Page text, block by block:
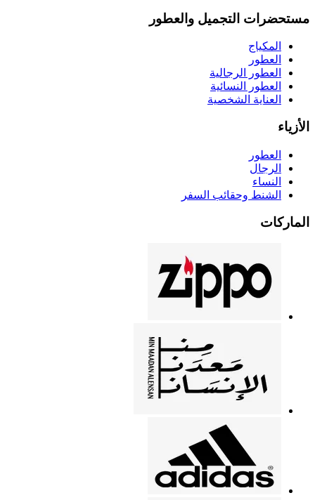
مستحضرات التجميل والعطور
المكياج
العطور
العطور الرجالية
العطور النسائية
العناية الشخصية
الأزياء
العطور
الرجال
النساء
الشنط وحقائب السفر
الماركات